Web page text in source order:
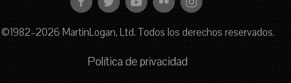
©1982–2026 MartinLogan, Ltd. Todos los derechos reservados.
Política de privacidad